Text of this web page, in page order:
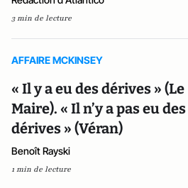
3 min de lecture
AFFAIRE MCKINSEY
« Il y a eu des dérives » (Le
Maire). « Il n’y a pas eu des
dérives » (Véran)
Benoît Rayski
1 min de lecture